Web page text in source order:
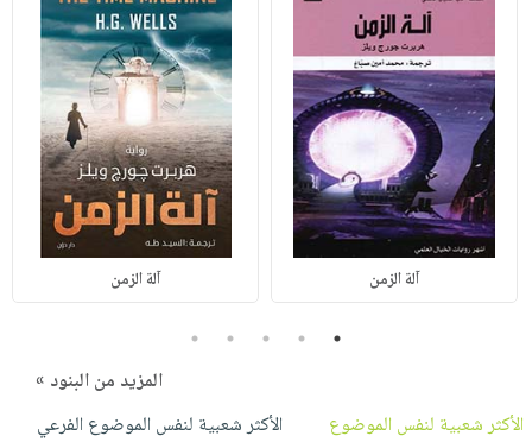
آلة الزمن آلة الزمن
1
2
3
4
5
المزيد من البنود »
الأكثر شعبية لنفس الموضوع
الأكثر شعبية لنفس الموضوع الفرعي